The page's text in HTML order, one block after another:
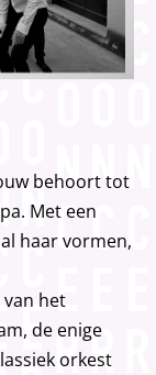
behoort tot
Met een
haar vormen,
van het
de enige
orkest